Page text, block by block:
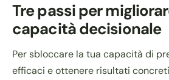
Tre passi per
capacità decisionale
Per sbloccare la tua capacità di
efficaci e ottenere risultati